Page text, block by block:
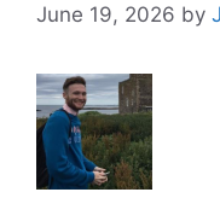
June 19, 2026 by